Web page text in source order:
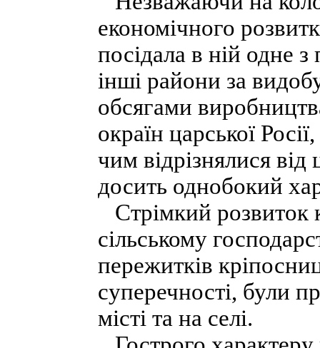
економічного
посідала в ній одне
інші райони за
обсягами
окраїн царської
чим відрізнялися від
досить однобокий
Стрімкий розвиток
сільському
пережитків
суперечності, були
місті та на селі.